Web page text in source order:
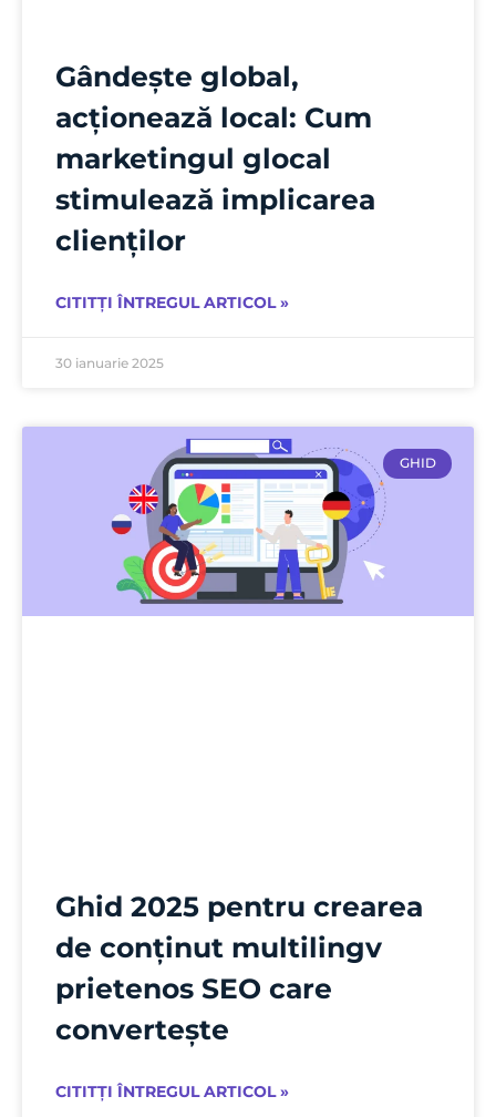
Gândește global,
acționează local: Cum
marketingul glocal
stimulează implicarea
clienților
CITITȚI ÎNTREGUL ARTICOL »
30 ianuarie 2025
GHID
Ghid 2025 pentru crearea
de conținut multilingv
prietenos SEO care
convertește
CITITȚI ÎNTREGUL ARTICOL »